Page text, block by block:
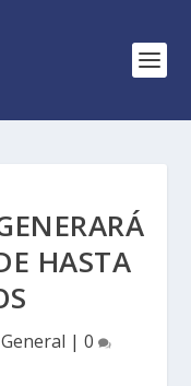
HASTA
General | 0